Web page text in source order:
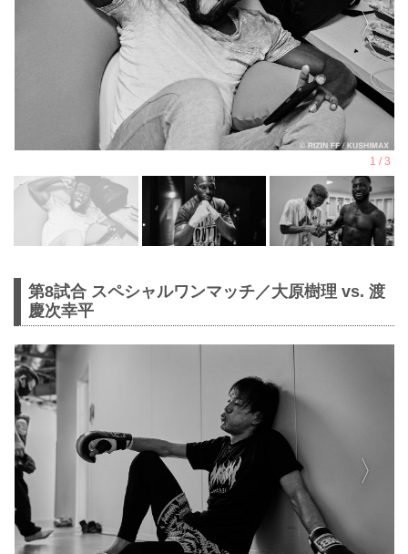
第8試合 スペシャルワンマッチ／大原樹理 vs. 渡
慶次幸平